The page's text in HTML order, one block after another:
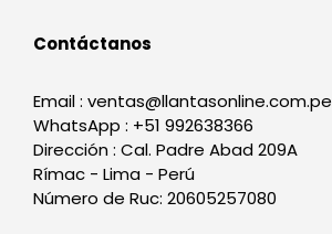
Contáctanos
Email : ventas@llantasonline.com.pe
WhatsApp : +51 992638366
Dirección : Cal. Padre Abad 209A
Rímac - Lima - Perú
Número de Ruc: 20605257080